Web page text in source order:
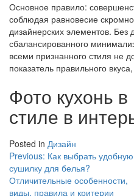
Основное правило:
соблюдая равновесие
дизайнерских элементов.
сбалансированного
всеми признанного стиля не
показатель правильного
Фото кухонь в
стиле в
Posted in Дизайн
Навигация
по
Previous: Как выбрать удобную
сушилку для белья?
Отличительные особенности,
виды, правила и критерии